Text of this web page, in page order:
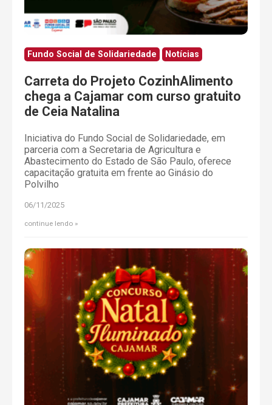
Fundo Social de Solidariedade Notícias
Carreta do Projeto CozinhAlimento
chega a Cajamar com curso gratuito
de Ceia Natalina
Iniciativa do Fundo Social de Solidariedade, em
parceria com a Secretaria de Agricultura e
Abastecimento do Estado de São Paulo, oferece
capacitação gratuita em frente ao Ginásio do
Polvilho
06/11/2025
continue lendo